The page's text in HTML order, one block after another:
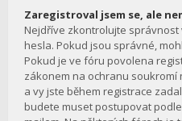
Zaregistroval jsem se, ale
Nejdříve zkontrolujte
hesla. Pokud jsou správné,
Pokud je ve fóru povolena
zákonem na ochranu soukromí
a vy jste během registrace
budete muset postupovat